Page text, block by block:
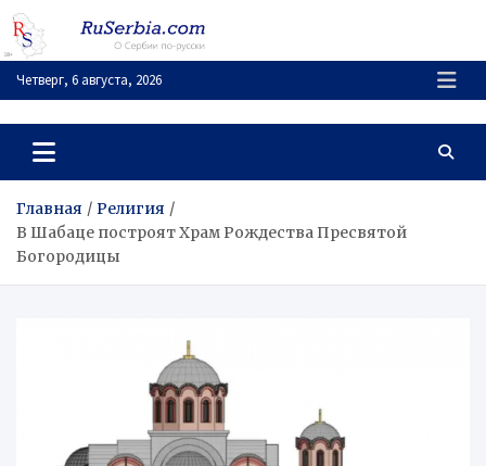
Перейти
содержимому
Четверг, 6 августа, 2026
RuSerbia.com
О Сербии – по-русски
Главная
Религия
В Шабаце построят Храм Рождества Пресвятой
Богородицы